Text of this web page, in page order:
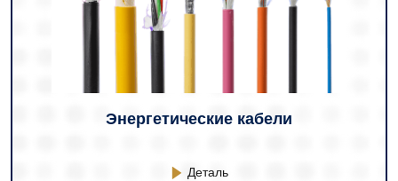
Энергетические кабели
Деталь